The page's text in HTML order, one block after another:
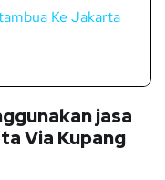
Ke Jakarta
jasa
Via Kupang